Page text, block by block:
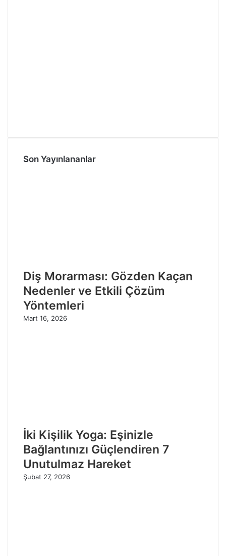
Son Yayınlananlar
Diş Morarması: Gözden Kaçan
Nedenler ve Etkili Çözüm
Yöntemleri
Mart 16, 2026
İki Kişilik Yoga: Eşinizle
Bağlantınızı Güçlendiren 7
Unutulmaz Hareket
Şubat 27, 2026